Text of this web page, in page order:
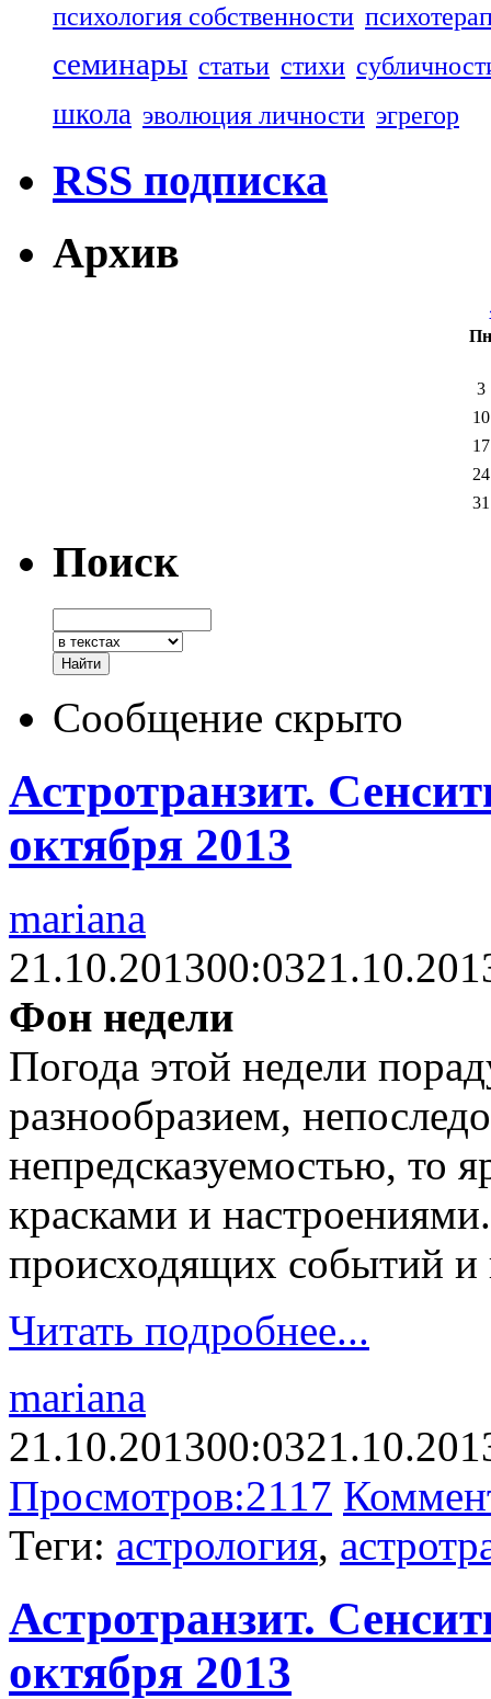
психология собственности
семинары статьи стихи
школа эволюция личности эгрегор
RSS подписка
Архив
3
10
17
24
31
Поиск
Сообщение скрыто
Астротранзит.
октября 2013
mariana
21.10.201300:03
Фон недели
Погода этой недели
разнообразием,
непредсказуемостью, то
красками и
происходящих событий
Читать подробнее...
mariana
21.10.201300:03
Просмотров:2117
Теги: астрология,
Астротранзит.
октября 2013